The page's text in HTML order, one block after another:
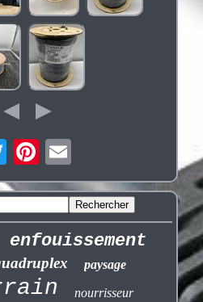
enfouissement
paysage
nourrisseur